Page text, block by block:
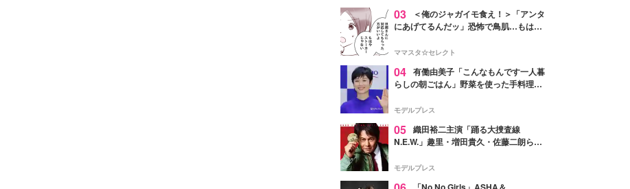
03
＜俺のジャガイモ食え！＞「アンタ
にあげてるんだッ」恐怖で鳥肌…もはや
ママスタ☆セレクト
04 有働由美子「こんなもんです一人暮
らしの朝ごはん」野菜を使った手料理公
そう」と反響
モデルプレス
05 織田裕二主演「踊る大捜査線
N.E.W.」趣里・増田貴久・佐藤二朗ら新
徴する“謎のキーワード”も
モデルプレス